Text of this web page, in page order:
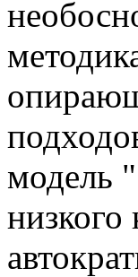
модель
низкого